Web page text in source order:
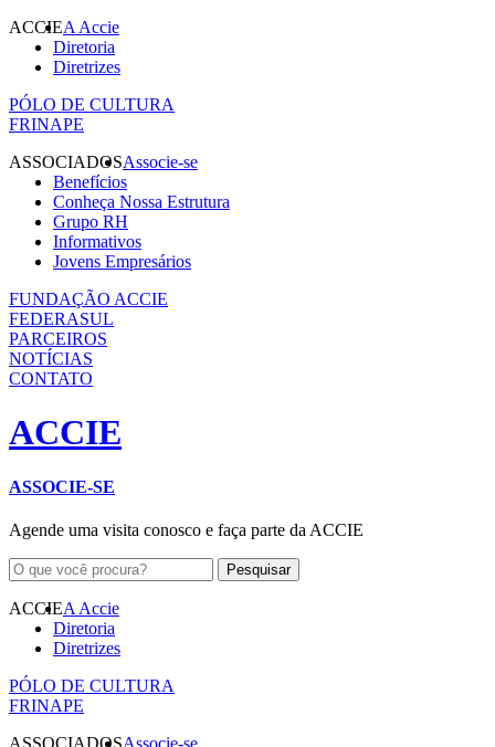
ACCIEA Accie
Diretoria
Diretrizes
PÓLO DE CULTURA
FRINAPE
ASSOCIADOSAssocie-se
Benefícios
Conheça Nossa Estrutura
Grupo RH
Informativos
Jovens Empresários
FUNDAÇÃO ACCIE
FEDERASUL
PARCEIROS
NOTÍCIAS
CONTATO
ACCIE
ASSOCIE-SE
Agende uma visita conosco e faça parte da ACCIE
ACCIEA Accie
Diretoria
Diretrizes
PÓLO DE CULTURA
FRINAPE